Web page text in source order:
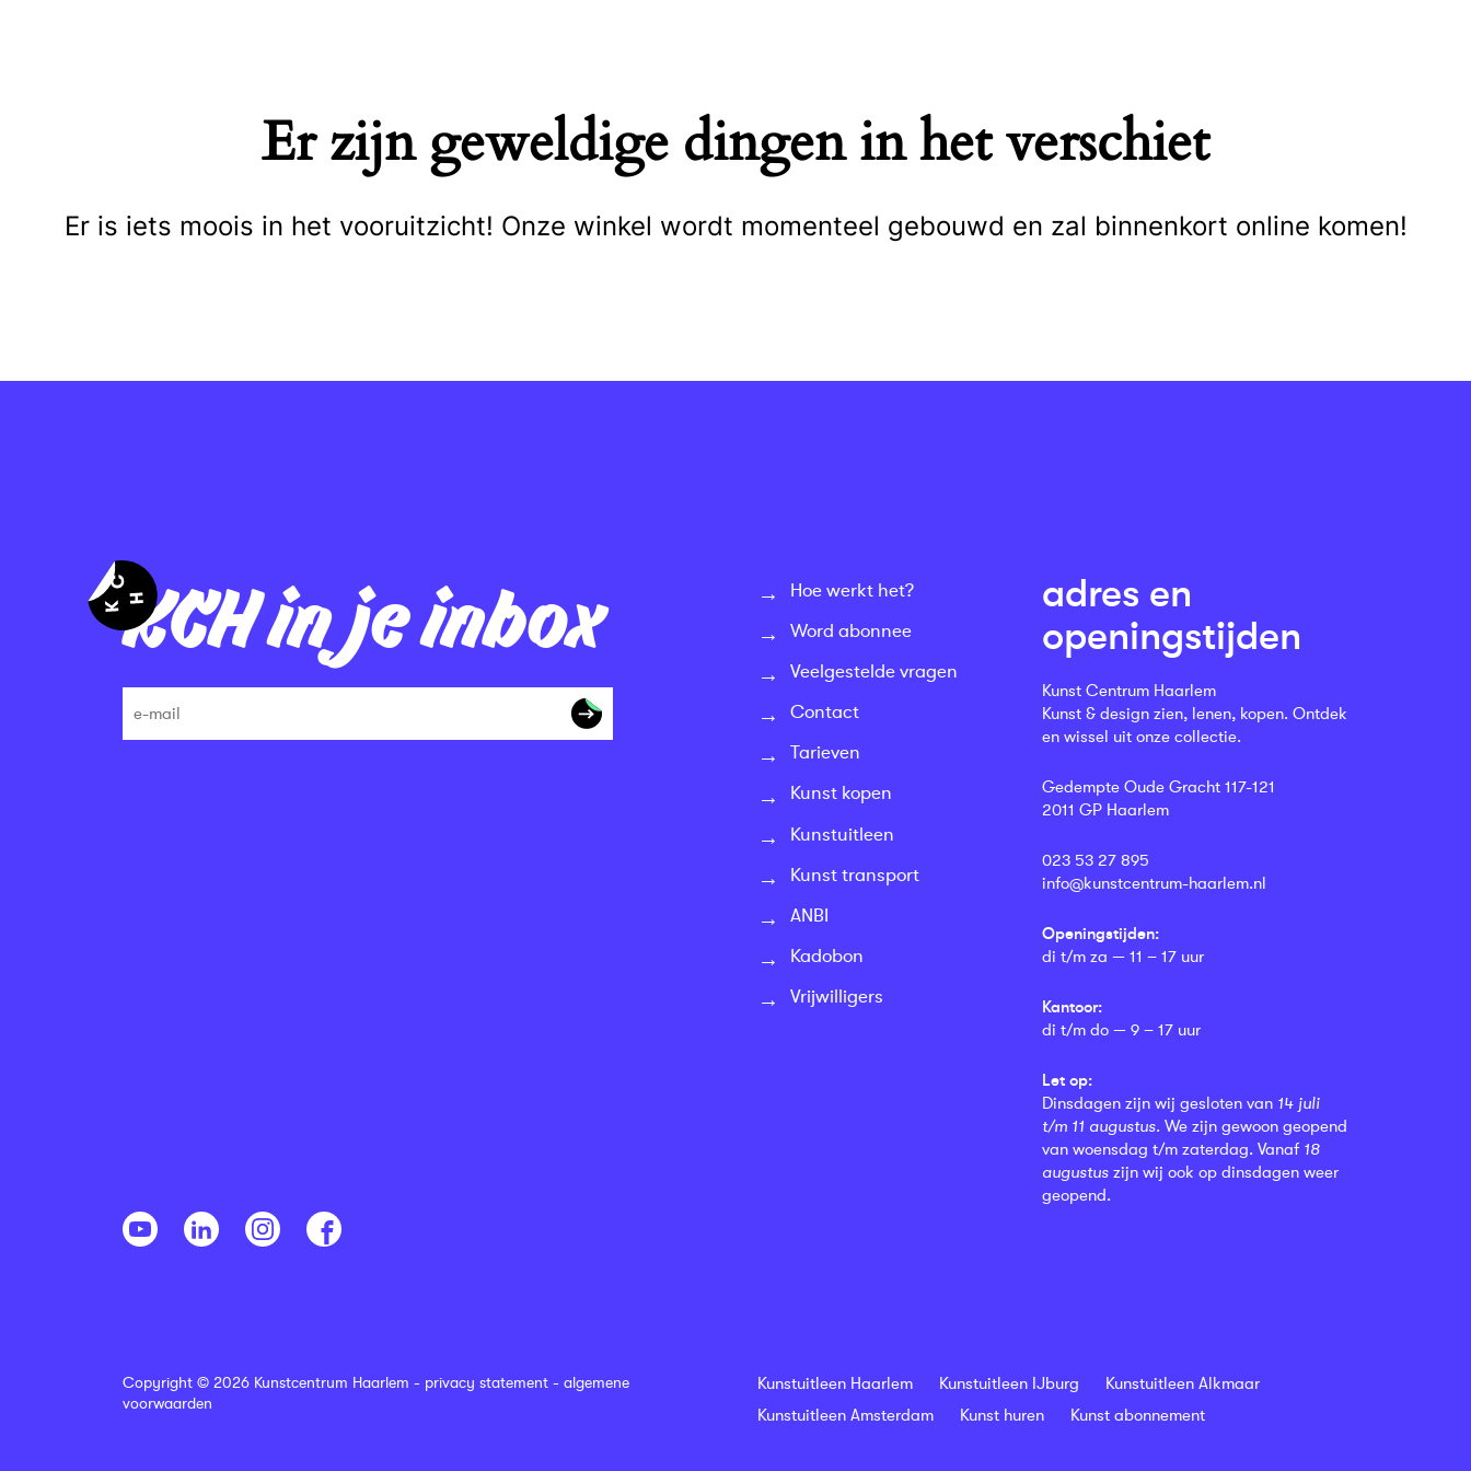
Er zijn geweldige dingen in het verschiet
Er is iets moois in het vooruitzicht! Onze winkel wordt momenteel gebouwd en zal binnenkort online komen!
KCH in je inbox
Hoe werkt het?
Word abonnee
Veelgestelde vragen
Contact
Tarieven
Kunst kopen
Kunstuitleen
Kunst transport
ANBI
Kadobon
Vrijwilligers
adres en
openingstijden
Kunst Centrum Haarlem
Kunst & design zien, lenen, kopen. Ontdek
en wissel uit onze collectie.
Gedempte Oude Gracht 117-121
2011 GP Haarlem
023 53 27 895
info@kunstcentrum-haarlem.nl
Openingstijden:
di t/m za — 11 – 17 uur
Kantoor:
di t/m do — 9 – 17 uur
Let op:
Dinsdagen zijn wij gesloten van 14 juli
t/m 11 augustus. We zijn gewoon geopend
van woensdag t/m zaterdag. Vanaf 18
augustus zijn wij ook op dinsdagen weer
geopend.
Copyright © 2026 Kunstcentrum Haarlem - privacy statement - algemene
voorwaarden
Kunstuitleen Haarlem Kunstuitleen IJburg
Kunstuitleen Alkmaar
Kunstuitleen Amsterdam
Kunst huren Kunst abonnement